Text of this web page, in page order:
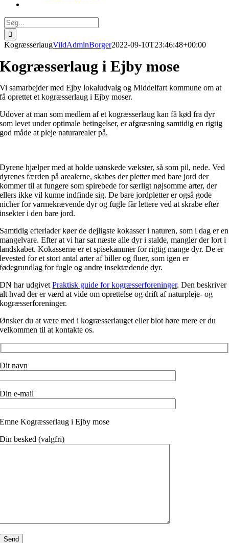
Søg
efter:
KogræsserlaugVildAdminBorger2022-09-10T23:46:48+00:00
Kogræsserlaug i Ejby mose
Vi samarbejder med Ejby lokaludvalg og Middelfart kommune om at
få oprettet et kogræsserlaug i Ejby moser.
Udover at man som medlem af et kogræsserlaug kan få kød fra dyr
som levet under optimale betingelser, er afgræsning samtidig en rigtig
god måde at pleje naturarealer på.
Dyrene hjælper med at holde uønskede vækster, så som pil, nede. Ved
dyrenes færden på arealerne, skabes der pletter med bare jord der
kommer til at fungere som spirebede for særligt nøjsomme arter, der
ellers ikke vil kunne indfinde sig. De bare jordpletter er også gode
nicher for varmekrævende dyr og fugle får lettere ved at skrabe efter
insekter i den bare jord.
Samtidig efterlader køer de dejligste kokasser i naturen, som i dag er en
mangelvare. Efter at vi har sat næste alle dyr i stalde, mangler der lort i
landskabet. Kokasserne er et spisekammer for rigtig mange dyr. De er
levested for et stort antal arter af biller og fluer, som igen er
fødegrundlag for fugle og andre insektædende dyr.
DN har udgivetPraktisk guide for kogræsserforeninger. Den beskriver
alt hvad der er værd at vide om oprettelse og drift af naturpleje- og
kogræsserforeninger.
Ønsker du at være med i kogræsserlauget eller blot høre mere er du
velkommen til at kontakte os.
Dit navn
Din e-mail
Emne Kogræsserlaug i Ejby mose
Din besked (valgfri)